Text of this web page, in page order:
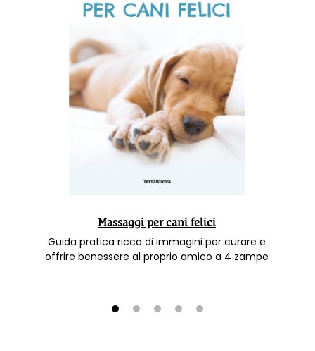
Massaggi per cani felici
Guida pratica ricca di immagini per curare e
offrire benessere al proprio amico a 4 zampe